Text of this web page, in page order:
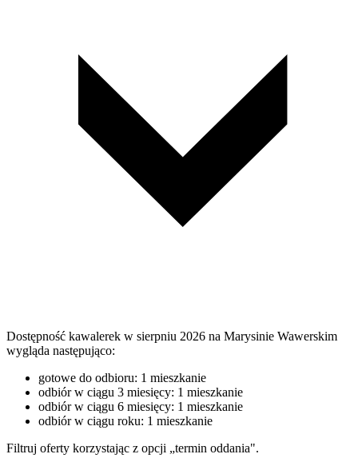
Dostępność kawalerek w sierpniu 2026 na Marysinie Wawerskim
wygląda następująco:
gotowe do odbioru: 1 mieszkanie
odbiór w ciągu 3 miesięcy: 1 mieszkanie
odbiór w ciągu 6 miesięcy: 1 mieszkanie
odbiór w ciągu roku: 1 mieszkanie
Filtruj oferty korzystając z opcji „termin oddania".